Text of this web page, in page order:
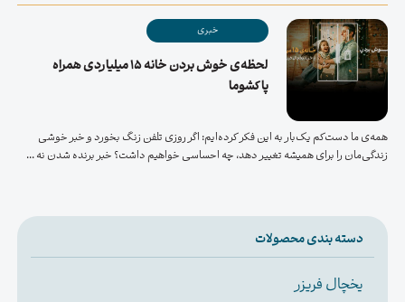
خبری
لحظه‌ی خوش بردن خانه ۱۵ میلیاردی همراه
پاکشوما
همه‌ی ما دست‌کم یک‌بار به این فکر کرده‌ایم: اگر روزی تلفن زنگ بخورد و خبر خوشی
زندگی‌مان را برای همیشه تغییر دهد، چه احساسی خواهیم داشت؟ خبر برنده شدن نه ...
دسته بندی محصولات
یخچال فریزر